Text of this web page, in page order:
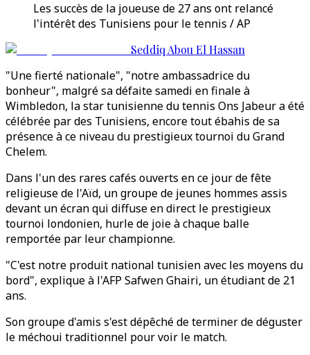
Les succès de la joueuse de 27 ans ont relancé
l'intérêt des Tunisiens pour le tennis / AP
Seddiq Abou El Hassan
"Une fierté nationale", "notre ambassadrice du
bonheur", malgré sa défaite samedi en finale à
Wimbledon, la star tunisienne du tennis Ons Jabeur a été
célébrée par des Tunisiens, encore tout ébahis de sa
présence à ce niveau du prestigieux tournoi du Grand
Chelem.
Dans l'un des rares cafés ouverts en ce jour de fête
religieuse de l'Aïd, un groupe de jeunes hommes assis
devant un écran qui diffuse en direct le prestigieux
tournoi londonien, hurle de joie à chaque balle
remportée par leur championne.
"C'est notre produit national tunisien avec les moyens du
bord", explique à l'AFP Safwen Ghairi, un étudiant de 21
ans.
Son groupe d'amis s'est dépêché de terminer de déguster
le méchoui traditionnel pour voir le match.